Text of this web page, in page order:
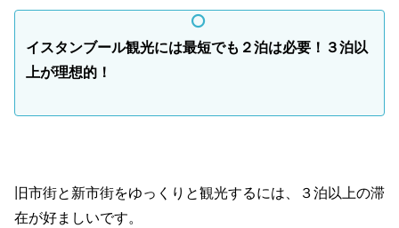
イスタンブール観光には最短でも２泊は必要！３泊以
上が理想的！
旧市街と新市街をゆっくりと観光するには、３泊以上の滞
在が好ましいです。